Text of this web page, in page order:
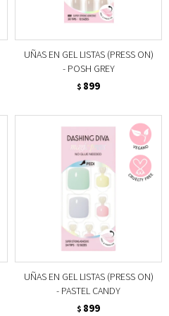
UÑAS EN GEL LISTAS (PRESS ON)
- POSH GREY
$ 899
UÑAS EN GEL LISTAS (PRESS ON)
- PASTEL CANDY
$ 899